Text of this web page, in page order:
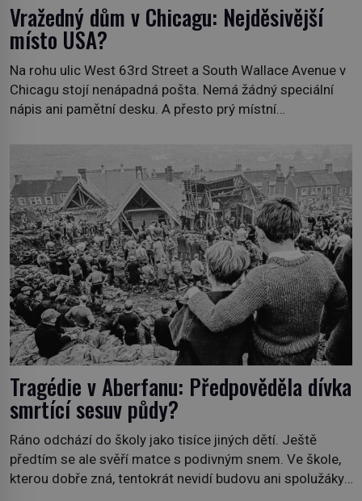
Vražedný dům v Chicagu: Nejděsivější
místo USA?
Na rohu ulic West 63rd Street a South Wallace Avenue v
Chicagu stojí nenápadná pošta. Nemá žádný speciální
nápis ani pamětní desku. A přesto prý místní
sídlil sériový vrah H. H. Holmes a také nejpropracovanější
past na lidi v dějinách americké kriminalistiky. Herman
Webster Mudgett (1861–1896) přijíždí […]
Tragédie v Aberfanu: Předpověděla dívka
smrtící sesuv půdy?
Ráno odchází do školy jako tisíce jiných dětí. Ještě
předtím se ale svěří matce s podivným snem. Ve škole,
kterou dobře zná, tentokrát nevidí budovu ani spolužáky.